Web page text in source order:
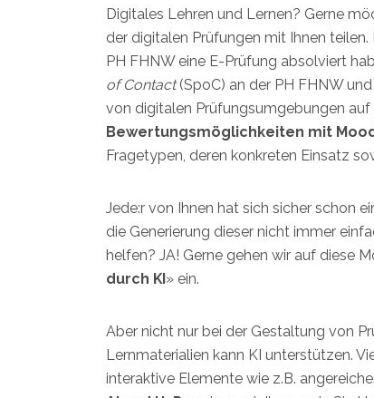
Digitales Lehren und Lernen? Gerne
der digitalen Prüfungen mit Ihnen
PH FHNW eine E-Prüfung absolviert
of Contact(SpoC) an der PH FHNW
von digitalen Prüfungsumgebungen
Bewertungsmöglichkeiten mit
Fragetypen, deren konkreten Einsatz
Jede:r von Ihnen hat sich sicher schon
die Generierung dieser nicht immer
helfen? JA! Gerne gehen wir auf diese
durch KI» ein.
Aber nicht nur bei der Gestaltung von
Lernmaterialien kann KI unterstützen.
interaktive Elemente wie z.B.